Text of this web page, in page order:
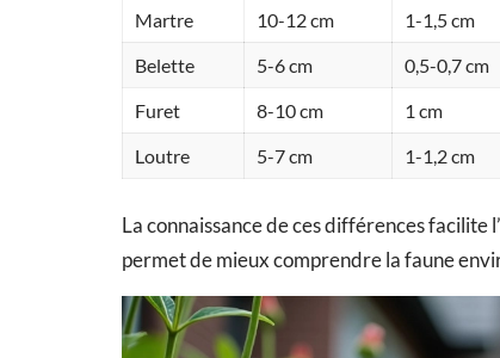
Martre
10-12 cm 1-1,5 cm
Belette
5-6 cm 0,5-0,7 cm
Furet
8-10 cm 1 cm
Loutre
5-7 cm 1-1,2 cm
La connaissance de ces différences
permet de mieux comprendre la faune